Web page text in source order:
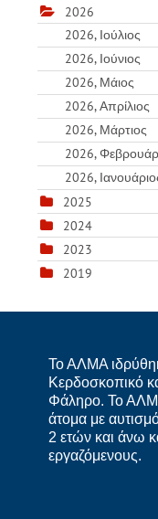
2026
2026, Ιούλιος
2026, Ιούνιος
2026, Μάιος
2026, Απρίλιος
2026, Μάρτιος
2026,
2026,
2025
2024
2023
2019
Το ΑΛΜΑ
Κερδοσκοπικό
Φάληρο. Το
άτομα με
2 ετών και άνω
εργαζόμενους.